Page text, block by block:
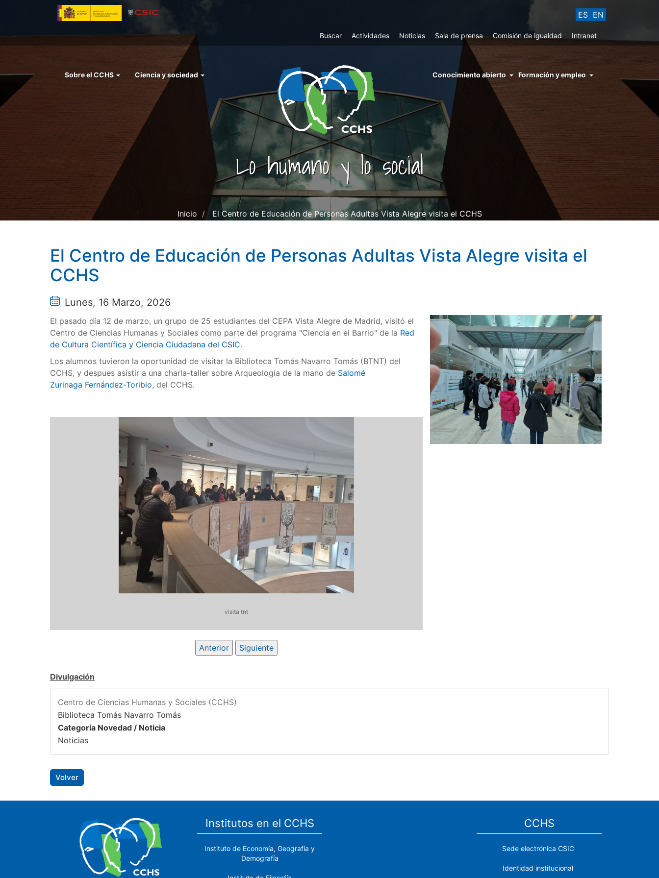
principal
ES EN
Top
Buscar Actividades Noticias Sala de prensa Comisión de igualdad Intranet
Menu
Sobre el CCHS Ciencia y sociedad
menu
conocimiento
abierto
Conocimiento abierto Formación y empleo
Lo humano y lo social
Inicio El Centro de Educación de Personas Adultas Vista Alegre visita el CCHS
El Centro de Educación de Personas Adultas Vista Alegre visita el
CCHS
Lunes, 16 Marzo, 2026
El pasado día 12 de marzo, un grupo de 25 estudiantes del CEPA Vista Alegre de Madrid, visitó el
Centro de Ciencias Humanas y Sociales como parte del programa "Ciencia en el Barrio" de la Red
de Cultura Científica y Ciencia Ciudadana del CSIC.
Los alumnos tuvieron la oportunidad de visitar la Biblioteca Tomás Navarro Tomás (BTNT) del
CCHS, y despues asistir a una charla-taller sobre Arqueología de la mano de Salomé
Zurinaga Fernández-Toribio, del CCHS.
visita tnt
Anterior Siguiente
Divulgación
Centro de Ciencias Humanas y Sociales (CCHS)
Biblioteca Tomás Navarro Tomás
Categoría Novedad / Noticia
Noticias
Volver
Institutos en el CCHS
Instituto de Economía, Geografía y
Demografía
CCHS
Sede electrónica CSIC
Identidad institucional